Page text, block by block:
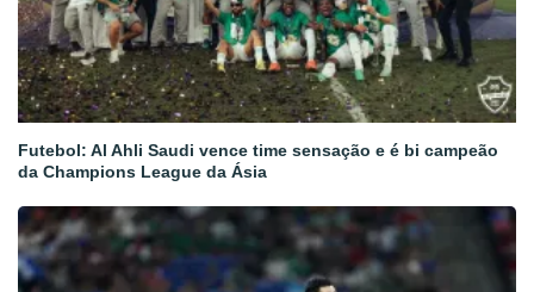
Futebol: Al Ahli Saudi vence time sensação e é bi campeão
da Champions League da Ásia